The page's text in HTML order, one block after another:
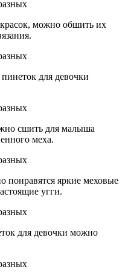
можно обшить их
для девочки
сшить для малыша
меха.
понравятся яркие меховые
угги.
для девочки можно